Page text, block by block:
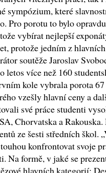
sympózium, které
Pro porotu to bylo
vybírat nejlepší
protože jedním z
soutěže Jaroslav
letos více než 160
kole vybrala porota
vzešly hlavní ceny a
své práce studenti
Chorvatska a
ze šesti středních škol.
konfrontovat svoje
Na formě, v jaké se
hlavních kategorií: